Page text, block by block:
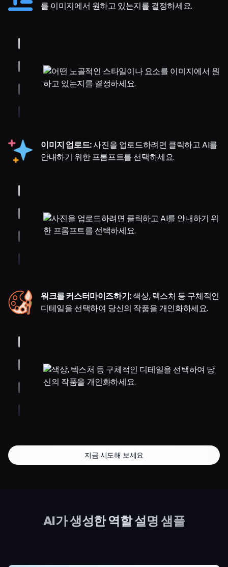
를 이미지에서 원하고 있는지를 결정하세요.
이미지 업로드:사진을 업로드하려면 클릭하고 AI를
안내하기 위한 프롬프트를 선택하세요.
워크를 커스터마이즈하기:색상, 텍스처 등 구체적인
디테일을 선택하여 당신의 작품을 개인화하세요.
지금 시도해 보세요
AI가 생성한 역할 설명 샘플